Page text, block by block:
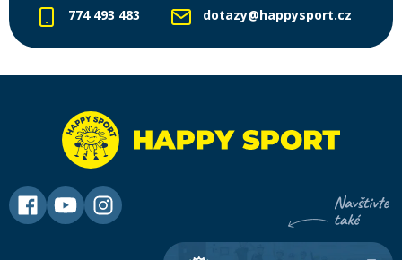
774 493 483 dotazy@happysport.cz